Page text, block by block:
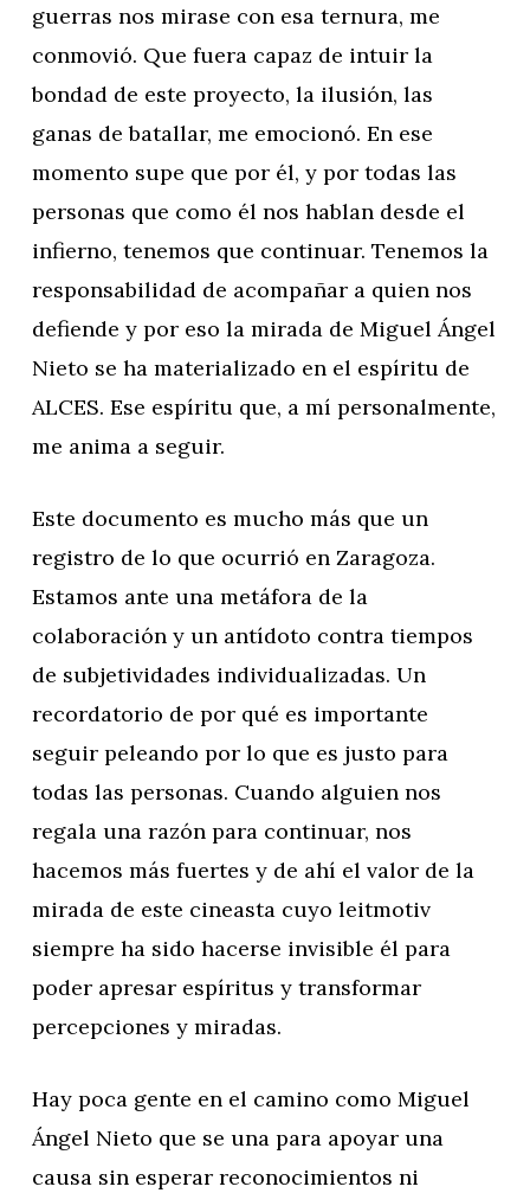
guerras nos mirase con esa ternura, me
conmovió. Que fuera capaz de intuir la
bondad de este proyecto, la ilusión, las
ganas de batallar, me emocionó. En ese
momento supe que por él, y por todas las
personas que como él nos hablan desde el
infierno, tenemos que continuar. Tenemos la
responsabilidad de acompañar a quien nos
defiende y por eso la mirada de Miguel Ángel
Nieto se ha materializado en el espíritu de
ALCES. Ese espíritu que, a mí personalmente,
me anima a seguir.
Este documento es mucho más que un
registro de lo que ocurrió en Zaragoza.
Estamos ante una metáfora de la
colaboración y un antídoto contra tiempos
de subjetividades individualizadas. Un
recordatorio de por qué es importante
seguir peleando por lo que es justo para
todas las personas. Cuando alguien nos
regala una razón para continuar, nos
hacemos más fuertes y de ahí el valor de la
mirada de este cineasta cuyo leitmotiv
siempre ha sido hacerse invisible él para
poder apresar espíritus y transformar
percepciones y miradas.
Hay poca gente en el camino como Miguel
Ángel Nieto que se una para apoyar una
causa sin esperar reconocimientos ni